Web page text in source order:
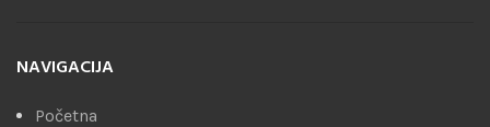
NAVIGACIJA
Početna